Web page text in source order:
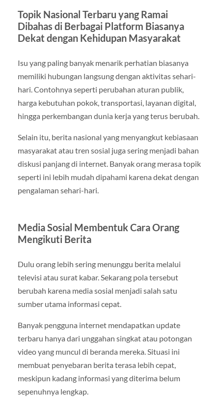
Topik Nasional Terbaru yang Ramai
Dibahas di Berbagai Platform Biasanya
Dekat dengan Kehidupan Masyarakat
Isu yang paling banyak menarik perhatian biasanya
memiliki hubungan langsung dengan aktivitas sehari-
hari. Contohnya seperti perubahan aturan publik,
harga kebutuhan pokok, transportasi, layanan digital,
hingga perkembangan dunia kerja yang terus berubah.
Selain itu, berita nasional yang menyangkut kebiasaan
masyarakat atau tren sosial juga sering menjadi bahan
diskusi panjang di internet. Banyak orang merasa topik
seperti ini lebih mudah dipahami karena dekat dengan
pengalaman sehari-hari.
Media Sosial Membentuk Cara Orang
Mengikuti Berita
Dulu orang lebih sering menunggu berita melalui
televisi atau surat kabar. Sekarang pola tersebut
berubah karena media sosial menjadi salah satu
sumber utama informasi cepat.
Banyak pengguna internet mendapatkan update
terbaru hanya dari unggahan singkat atau potongan
video yang muncul di beranda mereka. Situasi ini
membuat penyebaran berita terasa lebih cepat,
meskipun kadang informasi yang diterima belum
sepenuhnya lengkap.